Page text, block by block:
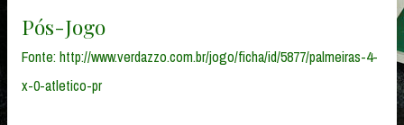
Pós-Jogo
Fonte: http://www.verdazzo.com.br/jogo/ficha/id/5877/palmeiras-4-
x-0-atletico-pr